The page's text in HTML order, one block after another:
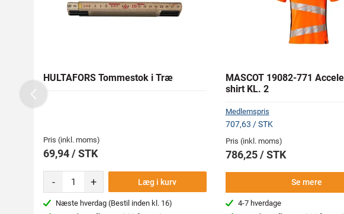
HULTAFORS Tommestok i Træ
Pris (inkl. moms)
69,94 / STK
- + Læg i kurv
Næste hverdag (Bestil inden kl. 16)
MASCOT 19082-771
shirt KL. 2
Medlemspris
707,63 / STK
Pris (inkl. moms)
786,25 / STK
Se mere
4-7 hverdage
Previous